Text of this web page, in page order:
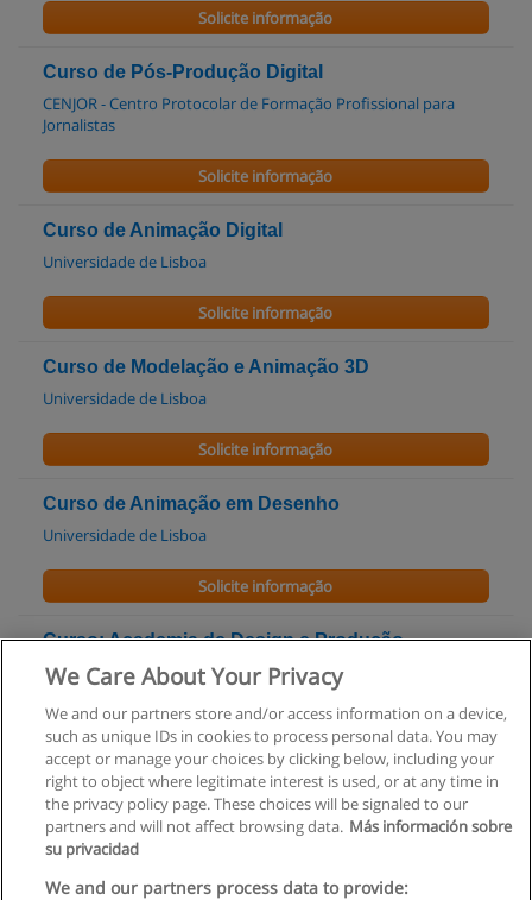
Solicite informação
Curso de Pós-Produção Digital
CENJOR - Centro Protocolar de Formação Profissional para
Jornalistas
Solicite informação
Curso de Animação Digital
Universidade de Lisboa
Solicite informação
Curso de Modelação e Animação 3D
Universidade de Lisboa
Solicite informação
Curso de Animação em Desenho
Universidade de Lisboa
Solicite informação
Curso: Academia de Design e Produção
Multimédia
Solicite informação
Regras de uso
We Care About Your Privacy
We and our partners store and/or access information on a device,
such as unique IDs in cookies to process personal data. You may
accept or manage your choices by clicking below, including your
right to object where legitimate interest is used, or at any time in
the privacy policy page. These choices will be signaled to our
partners and will not affect browsing data. Más información sobre
su privacidad
We and our partners process data to provide: